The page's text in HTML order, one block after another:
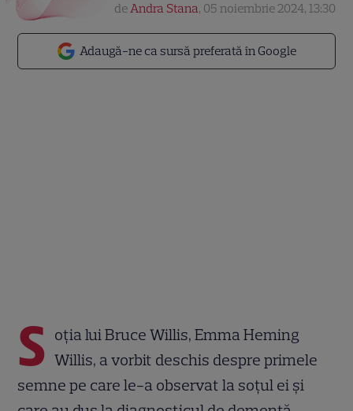
Adaugă-ne ca sursă preferată în Google
deAndra Stana, 05 noiembrie 2024, 13:30
S oția lui Bruce Willis, Emma Heming
Willis, a vorbit deschis despre primele
semne pe care le-a observat la soțul ei și